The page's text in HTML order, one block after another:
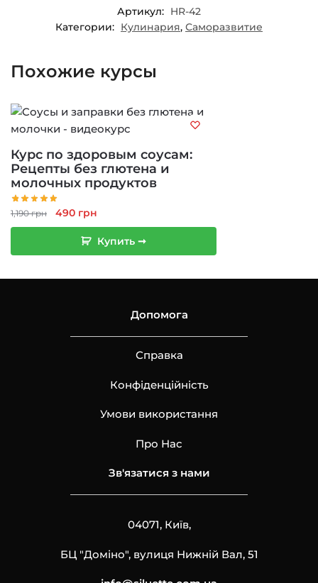
Артикул: HR-42
Категории: Кулинария, Саморазвитие
Похожие курсы
Курс по здоровым соусам:
Рецепты без глютена и
молочных продуктов
1,190грн
Первоначальная
цена
составляла
1,190 грн.
490 грн
цена:
490 грн.
Купить ➞
Допомога
Справка
Конфіденційність
Умови використання
Про Нас
Зв'язатися з нами
04071, Київ,
БЦ "Доміно", вулиця Нижній Вал, 51